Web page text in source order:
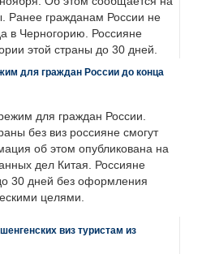
Ранее гражданам России не
в Черногорию. Россияне
этой страны до 30 дней.
для граждан России до конца
для граждан России.
без виз россияне смогут
об этом опубликована на
дел Китая. Россияне
30 дней без оформления
целями.
виз туристам из